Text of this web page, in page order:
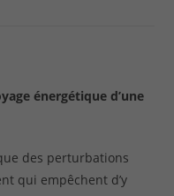
énergétique d’une
des perturbations
qui empêchent d’y